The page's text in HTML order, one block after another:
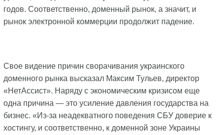
годов. Соответственно, доменный рынок, а значит, и
рынок электронной коммерции продолжит падение.
Свое видение причин сворачивания украинского
доменного рынка высказал Максим Тульев, директор
«НетАссист». Наряду с экономическим кризисом еще
одна причина — это усиление давления государства на
бизнес. «Из-за неадекватного поведения СБУ доверие к
хостингу, и соответственно, к доменной зоне Украины